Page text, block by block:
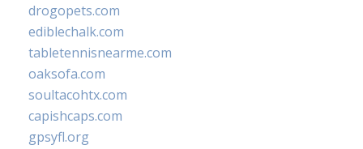
drogopets.com
ediblechalk.com
tabletennisnearme.com
oaksofa.com
soultacohtx.com
capishcaps.com
gpsyfl.org